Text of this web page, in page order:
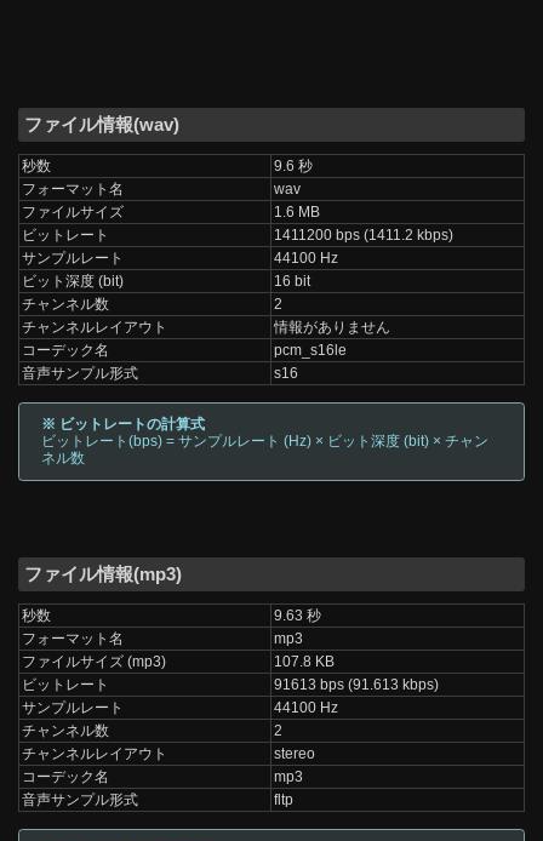
ファイル情報(wav)
秒数
9.6 秒
フォーマット名
wav
ファイルサイズ
1.6 MB
ビットレート
1411200 bps (1411.2 kbps)
サンプルレート
44100 Hz
ビット深度 (bit)
16 bit
チャンネル数
2
チャンネルレイアウト
情報がありません
コーデック名
pcm_s16le
音声サンプル形式
s16
※ ビットレートの計算式
ビットレート(bps) = サンプルレート (Hz) × ビット深度 (bit) × チャン
ネル数
ファイル情報(mp3)
秒数
9.63 秒
フォーマット名
mp3
ファイルサイズ (mp3)
107.8 KB
ビットレート
91613 bps (91.613 kbps)
サンプルレート
44100 Hz
チャンネル数
2
チャンネルレイアウト
stereo
コーデック名
mp3
音声サンプル形式
fltp